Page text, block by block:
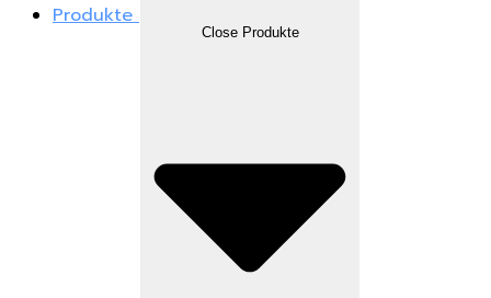
Produkte
Close Produkte